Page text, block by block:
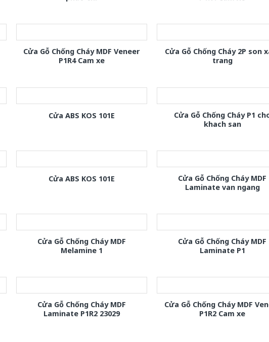
Cửa Gỗ Chống Cháy MDF Veneer
P1R4 Cam xe
Cửa Gỗ Chống Cháy 2P son
trang
Cửa ABS KOS 101E
Cửa Gỗ Chống Cháy P1
khach san
Cửa ABS KOS 101E
Cửa Gỗ Chống Cháy MDF
Laminate van ngang
Cửa Gỗ Chống Cháy MDF
Melamine 1
Cửa Gỗ Chống Cháy MDF
Laminate P1
Cửa Gỗ Chống Cháy MDF
Laminate P1R2 23029
Cửa Gỗ Chống Cháy MDF
P1R2 Cam xe